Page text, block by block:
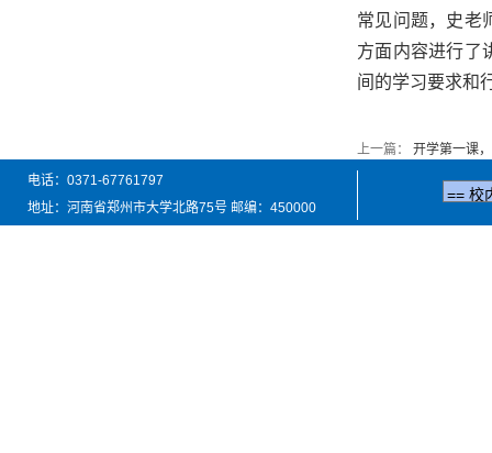
常见问题，史老
方面内容进行了
间的学习要求和
上一篇： 开学第一课
电话：0371-67761797
地址：河南省郑州市大学北路75号 邮编：450000